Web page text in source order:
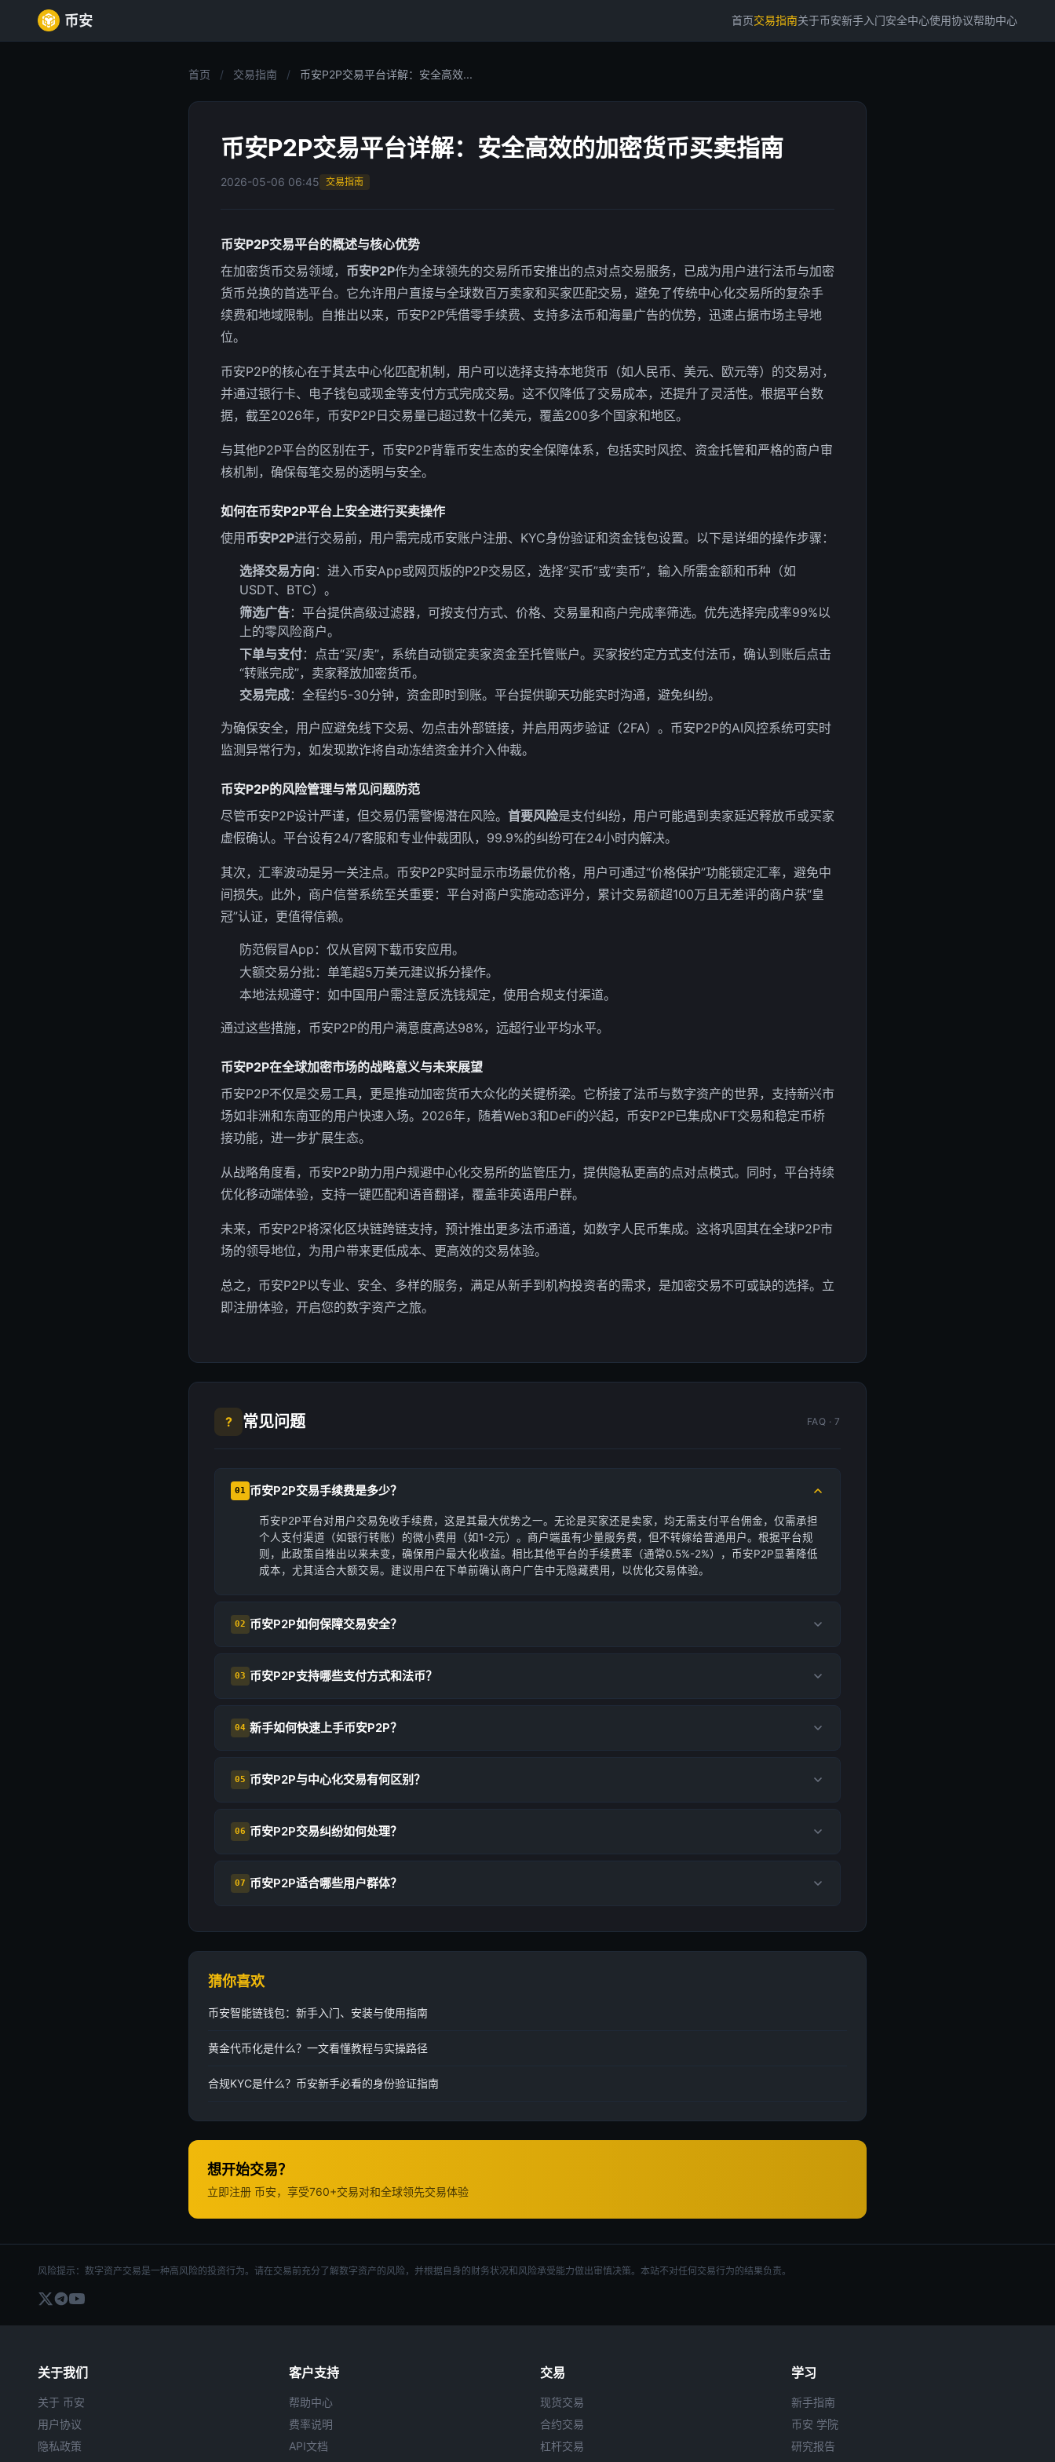
币安 首页交易指南关于币安新手入门安全中心使用协议帮助中心
首页 / 交易指南 / 币安P2P交易平台详解：安全高效...
币安P2P交易平台详解：安全高效的加密货币买卖指南
2026-05-06 06:45 交易指南
币安P2P交易平台的概述与核心优势
在加密货币交易领域， 币安P2P作为全球领先的交易所币安推出的点对点交易服务，已成为用户进行法币与加密
货币兑换的首选平台。它允许用户直接与全球数百万卖家和买家匹配交易，避免了传统中心化交易所的复杂手
续费和地域限制。自推出以来，币安P2P凭借零手续费、支持多法币和海量广告的优势，迅速占据市场主导地
位。
币安P2P的核心在于其去中心化匹配机制，用户可以选择支持本地货币（如人民币、美元、欧元等）的交易对，
并通过银行卡、电子钱包或现金等支付方式完成交易。这不仅降低了交易成本，还提升了灵活性。根据平台数
据，截至2026年，币安P2P日交易量已超过数十亿美元，覆盖200多个国家和地区。
与其他P2P平台的区别在于，币安P2P背靠币安生态的安全保障体系，包括实时风控、资金托管和严格的商户审
核机制，确保每笔交易的透明与安全。
如何在币安P2P平台上安全进行买卖操作
使用 币安P2P进行交易前，用户需完成币安账户注册、KYC身份验证和资金钱包设置。以下是详细的操作步骤：
选择交易方向：进入币安App或网页版的P2P交易区，选择“买币”或“卖币”，输入所需金额和币种（如
USDT、BTC）。
筛选广告：平台提供高级过滤器，可按支付方式、价格、交易量和商户完成率筛选。优先选择完成率99%以
上的零风险商户。
下单与支付：点击“买/卖”，系统自动锁定卖家资金至托管账户。买家按约定方式支付法币，确认到账后点击
“转账完成”，卖家释放加密货币。
交易完成：全程约5-30分钟，资金即时到账。平台提供聊天功能实时沟通，避免纠纷。
为确保安全，用户应避免线下交易、勿点击外部链接，并启用两步验证（2FA）。币安P2P的AI风控系统可实时
监测异常行为，如发现欺诈将自动冻结资金并介入仲裁。
币安P2P的风险管理与常见问题防范
尽管币安P2P设计严谨，但交易仍需警惕潜在风险。 首要风险是支付纠纷，用户可能遇到卖家延迟释放币或买家
虚假确认。平台设有24/7客服和专业仲裁团队，99.9%的纠纷可在24小时内解决。
其次，汇率波动是另一关注点。币安P2P实时显示市场最优价格，用户可通过“价格保护”功能锁定汇率，避免中
间损失。此外，商户信誉系统至关重要：平台对商户实施动态评分，累计交易额超100万且无差评的商户获“皇
冠”认证，更值得信赖。
防范假冒App：仅从官网下载币安应用。
大额交易分批：单笔超5万美元建议拆分操作。
本地法规遵守：如中国用户需注意反洗钱规定，使用合规支付渠道。
通过这些措施，币安P2P的用户满意度高达98%，远超行业平均水平。
币安P2P在全球加密市场的战略意义与未来展望
币安P2P不仅是交易工具，更是推动加密货币大众化的关键桥梁。它桥接了法币与数字资产的世界，支持新兴市
场如非洲和东南亚的用户快速入场。2026年，随着Web3和DeFi的兴起，币安P2P已集成NFT交易和稳定币桥
接功能，进一步扩展生态。
从战略角度看，币安P2P助力用户规避中心化交易所的监管压力，提供隐私更高的点对点模式。同时，平台持续
优化移动端体验，支持一键匹配和语音翻译，覆盖非英语用户群。
未来，币安P2P将深化区块链跨链支持，预计推出更多法币通道，如数字人民币集成。这将巩固其在全球P2P市
场的领导地位，为用户带来更低成本、更高效的交易体验。
总之，币安P2P以专业、安全、多样的服务，满足从新手到机构投资者的需求，是加密交易不可或缺的选择。立
即注册体验，开启您的数字资产之旅。
? 常见问题 FAQ · 7
01 币安P2P交易手续费是多少？
币安P2P平台对用户交易免收手续费，这是其最大优势之一。无论是买家还是卖家，均无需支付平台佣金，仅需承担
个人支付渠道（如银行转账）的微小费用（如1-2元）。商户端虽有少量服务费，但不转嫁给普通用户。根据平台规
则，此政策自推出以来未变，确保用户最大化收益。相比其他平台的手续费率（通常0.5%-2%），币安P2P显著降低
成本，尤其适合大额交易。建议用户在下单前确认商户广告中无隐藏费用，以优化交易体验。
02 币安P2P如何保障交易安全？
03 币安P2P支持哪些支付方式和法币？
04 新手如何快速上手币安P2P？
05 币安P2P与中心化交易有何区别？
06 币安P2P交易纠纷如何处理？
07 币安P2P适合哪些用户群体？
猜你喜欢
币安智能链钱包：新手入门、安装与使用指南
黄金代币化是什么？一文看懂教程与实操路径
合规KYC是什么？币安新手必看的身份验证指南
想开始交易？
立即注册 币安，享受760+交易对和全球领先交易体验
风险提示：数字资产交易是一种高风险的投资行为。请在交易前充分了解数字资产的风险，并根据自身的财务状况和风险承受能力做出审慎决策。本站不对任何交易行为的结果负责。
关于我们
关于 币安
用户协议
隐私政策
客户支持
帮助中心
费率说明
API文档
交易
现货交易
合约交易
杠杆交易
学习
新手指南
币安 学院
研究报告